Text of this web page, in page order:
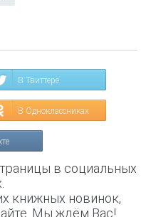
В Твиттере
В Одноклассниках
в социальных
книжных новинок,
Мы ждём Вас!